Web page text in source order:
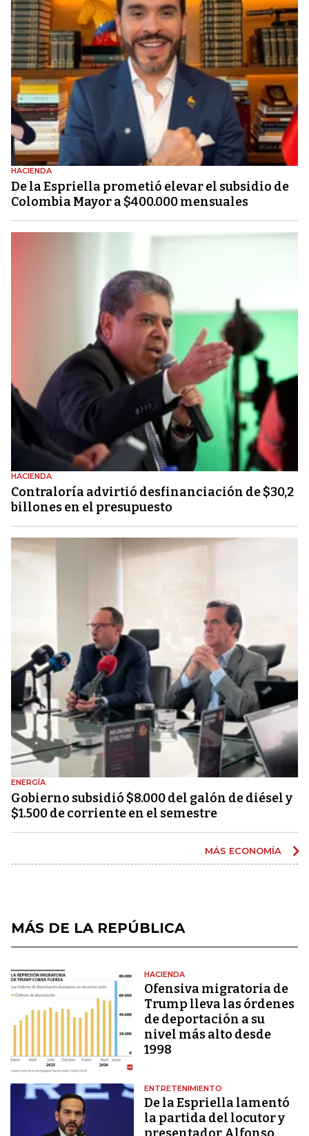
HACIENDA
De la Espriella prometió elevar el subsidio de
Colombia Mayor a $400.000 mensuales
HACIENDA
Contraloría advirtió desfinanciación de $30,2
billones en el presupuesto
ENERGÍA
Gobierno subsidió $8.000 del galón de diésel y
$1.500 de corriente en el semestre
MÁS ECONOMÍA
MÁS DE LA REPÚBLICA
HACIENDA
Ofensiva migratoria de
Trump lleva las órdenes
de deportación a su
nivel más alto desde
1998
ENTRETENIMIENTO
De la Espriella lamentó
la partida del locutor y